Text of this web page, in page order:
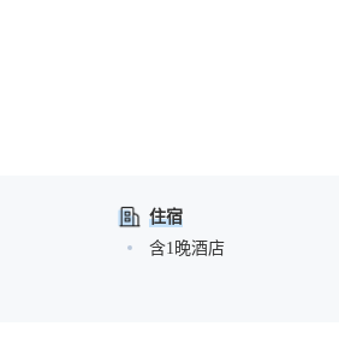
住宿
含1晚酒店